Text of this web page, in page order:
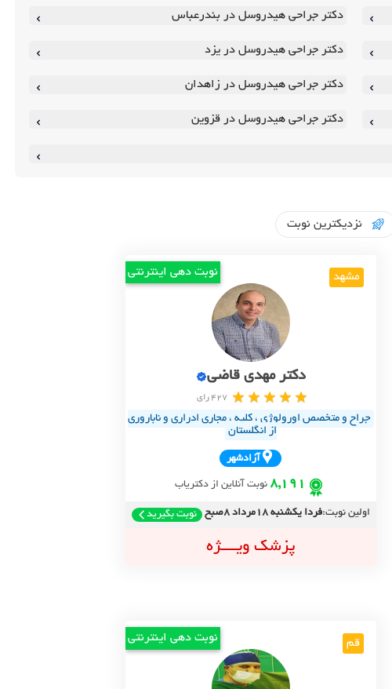
دکتر جراحی هیدروسل در بندرعباس
دکتر جراحی هیدروسل در یزد
دکتر جراحی هیدروسل در زاهدان
دکتر جراحی هیدروسل در قزوین
نزدیکترین نوبت
مشهد نوبت دهی اینترنتی
دکتر مهدی قاضی
427 رای
جراح و متخصص اورولوژی ، کلیه ، مجاری ادراری و ناباروری
از انگلستان
آزادشهر
8,191 نوبت آنلاین از دکتریاب
اولین نوبت:فردا یکشنبه 18مرداد 8صبح نوبت بگیرید
پزشک ویــــژه
قم نوبت دهی اینترنتی